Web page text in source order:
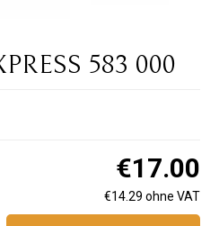
583 000
€17.00
€14.29 ohne VAT